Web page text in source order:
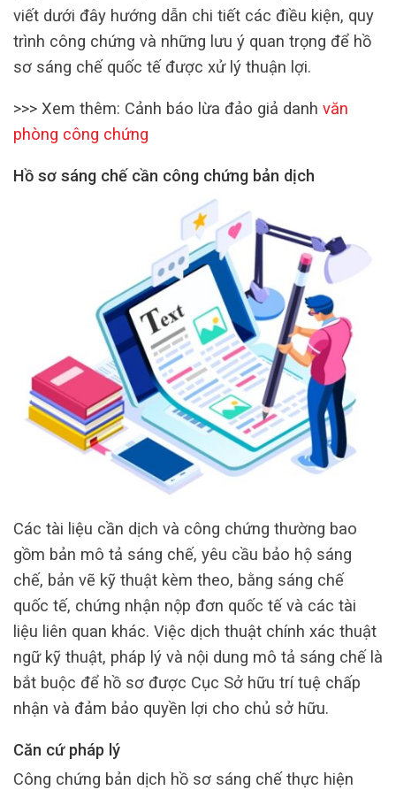
viết dưới đây hướng dẫn chi tiết các điều kiện, quy
trình công chứng và những lưu ý quan trọng để hồ
sơ sáng chế quốc tế được xử lý thuận lợi.
>>> Xem thêm: Cảnh báo lừa đảo giả danh văn
phòng công chứng
Hồ sơ sáng chế cần công chứng bản dịch
Các tài liệu cần dịch và công chứng thường bao
gồm bản mô tả sáng chế, yêu cầu bảo hộ sáng
chế, bản vẽ kỹ thuật kèm theo, bằng sáng chế
quốc tế, chứng nhận nộp đơn quốc tế và các tài
liệu liên quan khác. Việc dịch thuật chính xác thuật
ngữ kỹ thuật, pháp lý và nội dung mô tả sáng chế là
bắt buộc để hồ sơ được Cục Sở hữu trí tuệ chấp
nhận và đảm bảo quyền lợi cho chủ sở hữu.
Căn cứ pháp lý
Công chứng bản dịch hồ sơ sáng chế thực hiện